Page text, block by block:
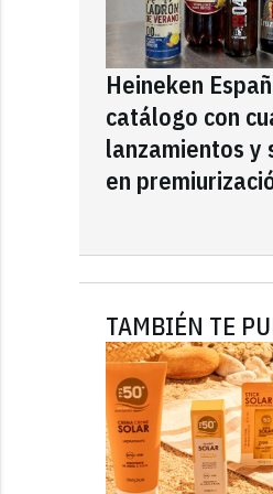
Heineken
catálogo con
lanzamientos y
en
TAMBIÉN TE